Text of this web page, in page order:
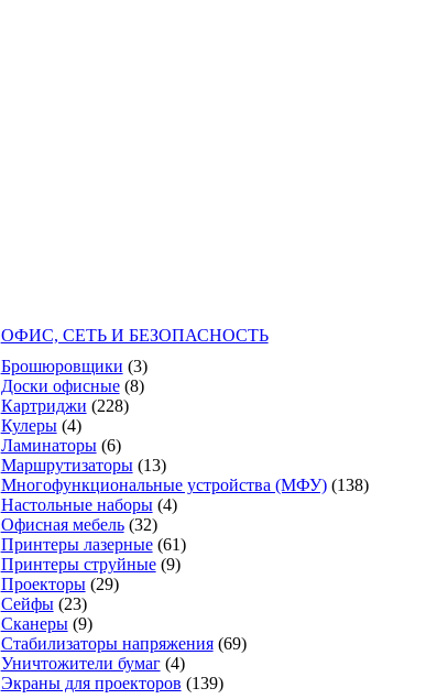
ОФИС, СЕТЬ И БЕЗОПАСНОСТЬ
Брошюровщики (3)
Доски офисные (8)
Картриджи (228)
Кулеры (4)
Ламинаторы (6)
Маршрутизаторы (13)
Многофункциональные устройства (МФУ) (138)
Настольные наборы (4)
Офисная мебель (32)
Принтеры лазерные (61)
Принтеры струйные (9)
Проекторы (29)
Сейфы (23)
Сканеры (9)
Стабилизаторы напряжения (69)
Уничтожители бумаг (4)
Экраны для проекторов (139)